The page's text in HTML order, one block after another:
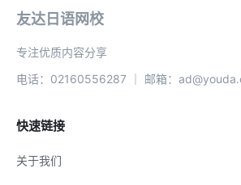
友达日语网校
专注优质内容分享
电话：02160556287 ｜ 邮箱：
快速链接
关于我们